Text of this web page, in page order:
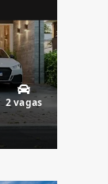
2 vagas